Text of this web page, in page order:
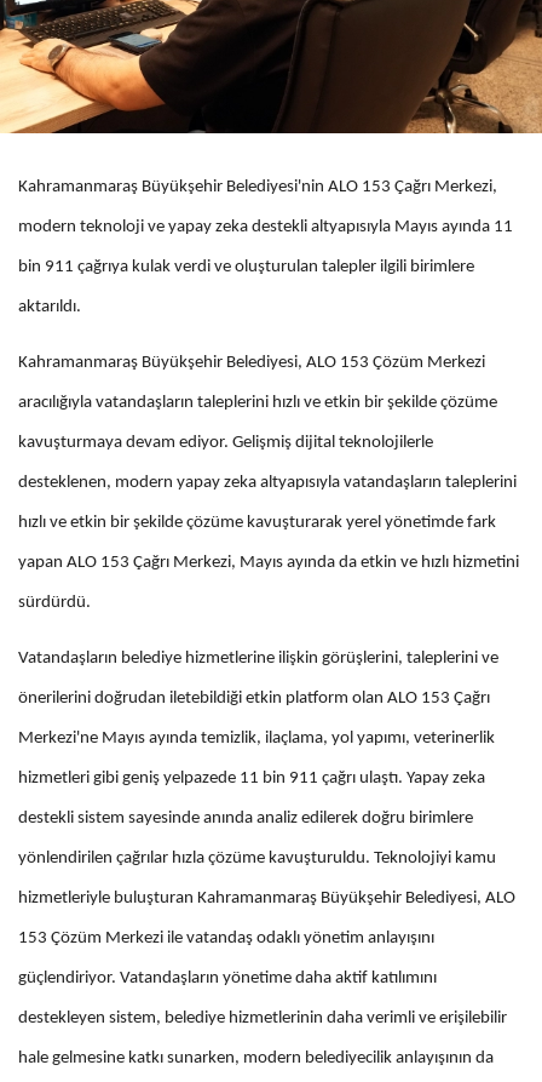
Kahramanmaraş Büyükşehir Belediyesi'nin ALO 153 Çağrı Merkezi,
modern teknoloji ve yapay zeka destekli altyapısıyla Mayıs ayında 11
bin 911 çağrıya kulak verdi ve oluşturulan talepler ilgili birimlere
aktarıldı.
Kahramanmaraş Büyükşehir Belediyesi, ALO 153 Çözüm Merkezi
aracılığıyla vatandaşların taleplerini hızlı ve etkin bir şekilde çözüme
kavuşturmaya devam ediyor. Gelişmiş dijital teknolojilerle
desteklenen, modern yapay zeka altyapısıyla vatandaşların taleplerini
hızlı ve etkin bir şekilde çözüme kavuşturarak yerel yönetimde fark
yapan ALO 153 Çağrı Merkezi, Mayıs ayında da etkin ve hızlı hizmetini
sürdürdü.
Vatandaşların belediye hizmetlerine ilişkin görüşlerini, taleplerini ve
önerilerini doğrudan iletebildiği etkin platform olan ALO 153 Çağrı
Merkezi'ne Mayıs ayında temizlik, ilaçlama, yol yapımı, veterinerlik
hizmetleri gibi geniş yelpazede 11 bin 911 çağrı ulaştı. Yapay zeka
destekli sistem sayesinde anında analiz edilerek doğru birimlere
yönlendirilen çağrılar hızla çözüme kavuşturuldu. Teknolojiyi kamu
hizmetleriyle buluşturan Kahramanmaraş Büyükşehir Belediyesi, ALO
153 Çözüm Merkezi ile vatandaş odaklı yönetim anlayışını
güçlendiriyor. Vatandaşların yönetime daha aktif katılımını
destekleyen sistem, belediye hizmetlerinin daha verimli ve erişilebilir
hale gelmesine katkı sunarken, modern belediyecilik anlayışının da